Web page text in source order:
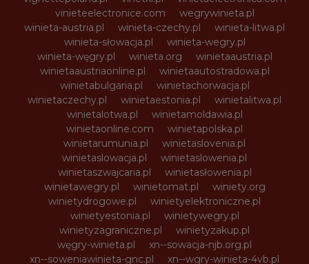
vinieteelectronice.com
wegrywinieta.pl
winieta-austria.pl
winieta-czechy.pl
winieta-litwa.pl
winieta-słowacja.pl
winieta-wegry.pl
winieta-węgry.pl
winieta.org
winietaaustria.pl
winietaaustriaonline.pl
winietaautostradowa.pl
winietabulgaria.pl
winietachorwacja.pl
winietaczechy.pl
winietaestonia.pl
winietalitwa.pl
winietalotwa.pl
winietamoldawia.pl
winietaonline.com
winietapolska.pl
winietarumunia.pl
winietaslovenia.pl
winietaslowacja.pl
winietaslowenia.pl
winietaszwajcaria.pl
winietasłowenia.pl
winietawegry.pl
winietomat.pl
winiety.org
winietydrogowe.pl
winietyelektroniczne.pl
winietyestonia.pl
winietywegry.pl
winietyzagraniczne.pl
winietyzakup.pl
węgry-winieta.pl
xn--sowacja-njb.org.pl
xn--soweniawinieta-gnc.pl
xn--wgry-winieta-4vb.pl